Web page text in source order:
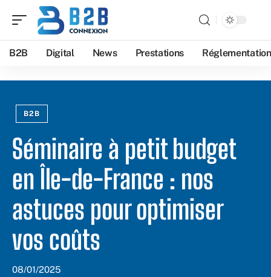
B2B Digital News Prestations Réglementation
B2B
Séminaire à petit budget
en Île-de-France : nos
astuces pour optimiser
vos coûts
08/01/2025